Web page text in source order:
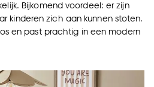
Bijkomend voordeel: er zijn
kinderen zich aan kunnen stoten.
en past prachtig in een modern